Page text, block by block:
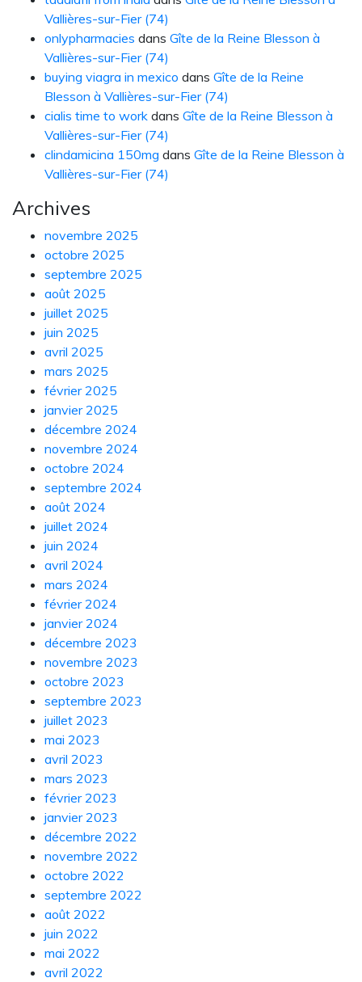
Vallières-sur-Fier (74)
onlypharmacies dans Gîte de la Reine Blesson à
Vallières-sur-Fier (74)
buying viagra in mexico dans Gîte de la Reine
Blesson à Vallières-sur-Fier (74)
cialis time to work dans Gîte de la Reine Blesson à
Vallières-sur-Fier (74)
clindamicina 150mg dans Gîte de la Reine Blesson à
Vallières-sur-Fier (74)
Archives
novembre 2025
octobre 2025
septembre 2025
août 2025
juillet 2025
juin 2025
avril 2025
mars 2025
février 2025
janvier 2025
décembre 2024
novembre 2024
octobre 2024
septembre 2024
août 2024
juillet 2024
juin 2024
avril 2024
mars 2024
février 2024
janvier 2024
décembre 2023
novembre 2023
octobre 2023
septembre 2023
juillet 2023
mai 2023
avril 2023
mars 2023
février 2023
janvier 2023
décembre 2022
novembre 2022
octobre 2022
septembre 2022
août 2022
juin 2022
mai 2022
avril 2022